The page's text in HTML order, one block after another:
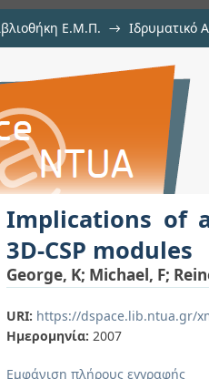
Ε.Μ.Π. → Ιδρυματικό
Implications of
3D-CSP modules
George, K; Michael, F;
URI: https://dspace.lib.ntua.gr/
Ημερομηνία: 2007
Εμφάνιση πλήρους εγγραφής